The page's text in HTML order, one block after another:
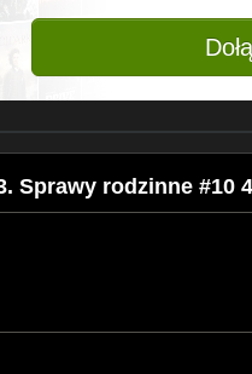
Sprawy rodzinne #10